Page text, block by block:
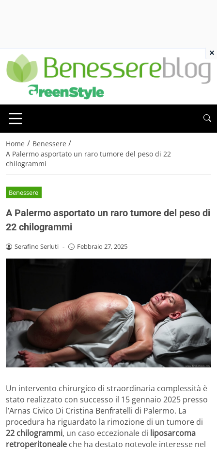
Home / Benessere /
A Palermo asportato un raro tumore del peso di 22
chilogrammi
Benessere
A Palermo asportato un raro tumore del peso di
22 chilogrammi
Serafino Serluti - Febbraio 27, 2025
Un intervento chirurgico di straordinaria complessità è
stato realizzato con successo il 15 gennaio 2025 presso
l’Arnas Civico Di Cristina Benfratelli di Palermo. La
procedura ha riguardato la rimozione di un tumore di
22 chilogrammi, un caso eccezionale di liposarcoma
retroperitoneale che ha destato notevole interesse nel
×